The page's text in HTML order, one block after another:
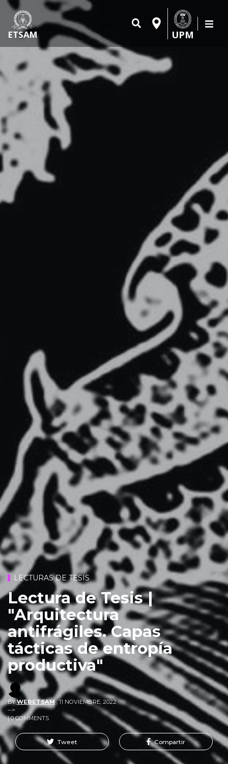
ETSAM UPM
LECTURAS DE TESIS
Lectura de Tesis |
"Arquitectura
antifrágiles. Capas
tácticas de entropía
productiva"
BYWEBETSAM ,11 NOVIEMBRE, 2022
-->
| 0 COMMENTS
Tweet Compartir